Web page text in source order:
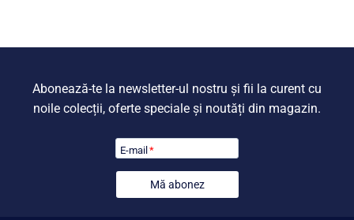
Abonează-te la newsletter-ul nostru și fii la curent cu
noile colecții, oferte speciale și noutăți din magazin.
E-mail *
Mă abonez